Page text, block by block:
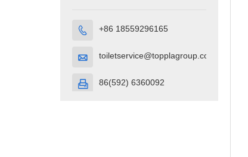
 +86 18559296165
 toiletservice@topplagroup.com
 86(592) 6360092